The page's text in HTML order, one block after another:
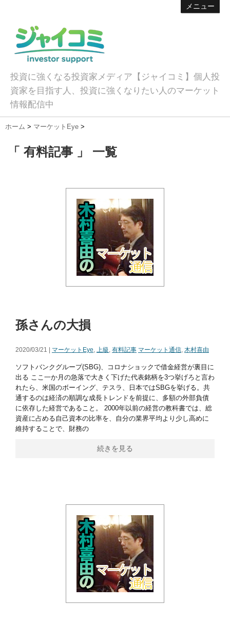
メニュー
投資に強くなる投資家メディア【ジャイコミ】個人投
資家を目指す人、投資に強くなりたい人のマーケット
情報配信中
ホーム > マーケットEye >
「 有料記事 」 一覧
孫さんの大損
2020/03/21 | マーケットEye, 上級, 有料記事 マーケット通信, 木村喜由
ソフトバンクグループ(SBG)、コロナショックで借金経営が裏目に
出る ここ一か月の急落で大きく下げた代表銘柄を3つ挙げろと言わ
れたら、米国のボーイング、テスラ、日本ではSBGを挙げる。共
通するのは経済の順調な成長トレンドを前提に、多額の外部負債
に依存した経営であること。 2000年以前の経営の教科書では、総
資産に占める自己資本の比率を、自分の業界平均より少し高めに
維持することで、財務の
続きを見る